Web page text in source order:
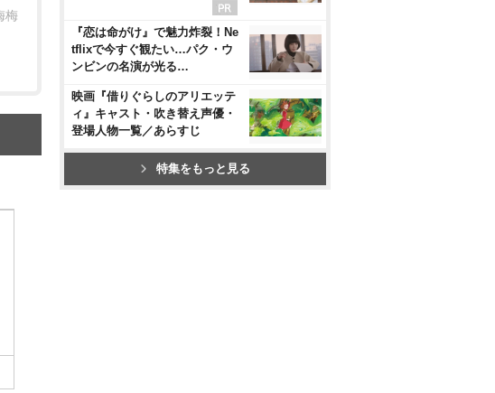
梅
『恋は命がけ』で魅力炸裂！Ne
tflixで今すぐ観たい…パク・ウ
ンビンの名演が光る…
映画『借りぐらしのアリエッテ
ィ』キャスト・吹き替え声優・
登場人物一覧／あらすじ
特集をもっと見る